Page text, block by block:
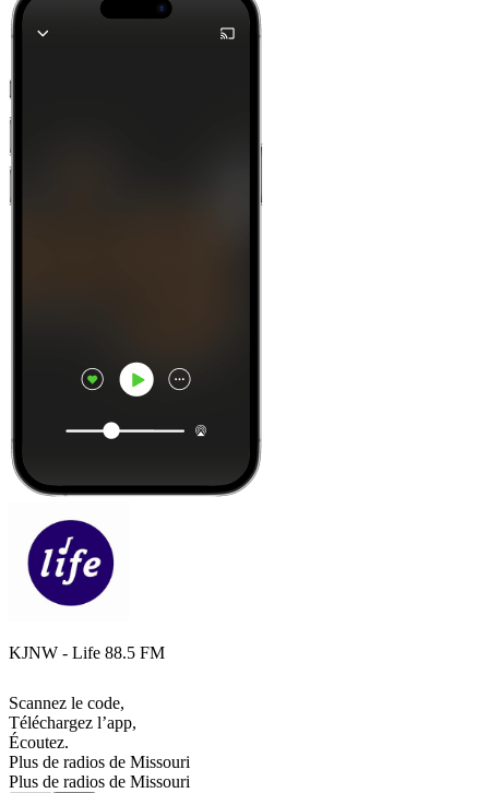
KJNW - Life 88.5 FM
Scannez le code,
Téléchargez l’app,
Écoutez.
Plus de radios de Missouri
Plus de radios de Missouri